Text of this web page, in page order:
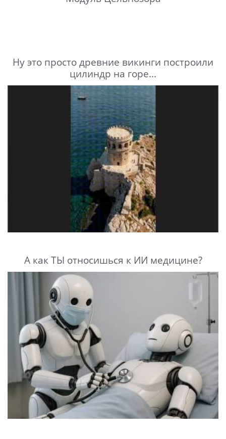
Ну это просто древние викинги построили
цилиндр на горе...
А как ТЫ относишься к ИИ медицине?